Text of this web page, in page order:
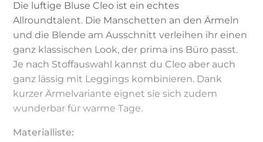
Die luftige Bluse Cleo ist ein echtes
Allroundtalent. Die Manschetten an den Ärmeln
und die Blende am Ausschnitt verleihen ihr einen
ganz klassischen Look, der prima ins Büro passt.
Je nach Stoffauswahl kannst du Cleo aber auch
ganz lässig mit Leggings kombinieren. Dank
kurzer Ärmelvariante eignet sie sich zudem
wunderbar für warme Tage.
Materialliste: